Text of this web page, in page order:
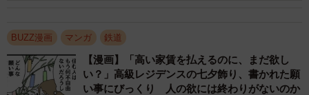
BUZZ漫画 マンガ 鉄道
【漫画】「高い家賃を払えるのに、まだ欲し
い？」高級レジデンスの七夕飾り、書かれた願
い事にびっくり 人の欲には終わりがないのか